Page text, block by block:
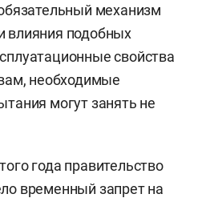
механизм
влияния подобных
свойства
необходимые
могут занять не
года правительство
временный запрет на